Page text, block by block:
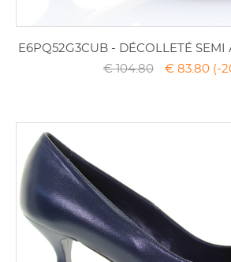
E6PQ52G3CUB - DÉCOLLETÉ SEMI
€ 104.80
€ 83.80 (-